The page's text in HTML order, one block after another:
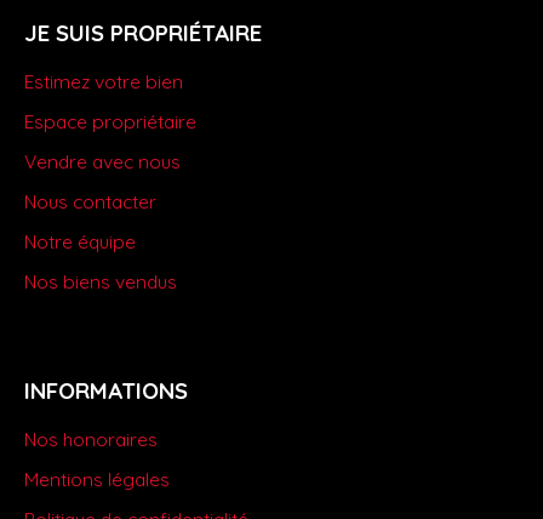
JE SUIS PROPRIÉTAIRE
Estimez votre bien
Espace propriétaire
Vendre avec nous
Nous contacter
Notre équipe
Nos biens vendus
INFORMATIONS
Nos honoraires
Mentions légales